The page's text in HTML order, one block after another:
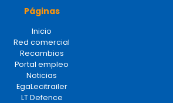
Páginas
Inicio
Red comercial
Recambios
Portal empleo
Noticias
EgaLecitrailer
LT Defence